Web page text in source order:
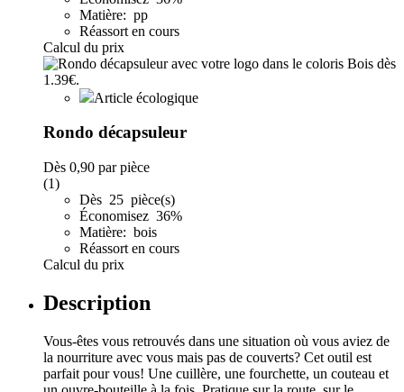
Matière: pp
Réassort en cours
Calcul du prix
Article écologique
Rondo décapsuleur
Dès 0,90 par pièce
(1)
Dès 25 pièce(s)
Économisez 36%
Matière: bois
Réassort en cours
Calcul du prix
Description
Vous-êtes vous retrouvés dans une situation où vous aviez de
la nourriture avec vous mais pas de couverts? Cet outil est
parfait pour vous! Une cuillère, une fourchette, un couteau et